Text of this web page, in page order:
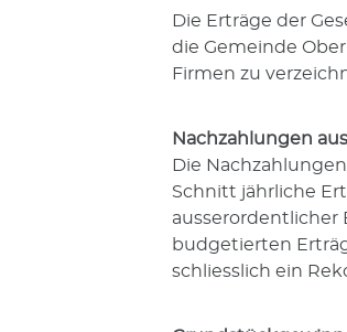
Die Erträge der
die Gemeinde
Firmen zu
Nachzahlungen
Die
Schnitt jährliche
ausserordentlicher
budgetierten
schliesslich ein